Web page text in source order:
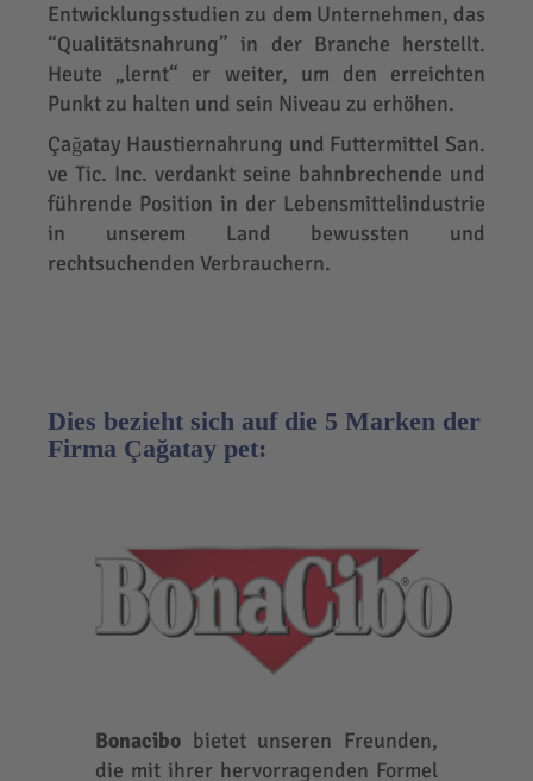
Entwicklungsstudien zu dem Unternehmen, das
“Qualitätsnahrung” in der Branche herstellt.
Heute „lernt“ er weiter, um den erreichten
Punkt zu halten und sein Niveau zu erhöhen.
Çağatay Haustiernahrung und Futtermittel San.
ve Tic. Inc. verdankt seine bahnbrechende und
führende Position in der Lebensmittelindustrie
in unserem Land bewussten und
rechtsuchenden Verbrauchern.
Dies bezieht sich auf die 5 Marken der
Firma Çağatay pet:
Bonacibo bietet unseren Freunden,
die mit ihrer hervorragenden Formel